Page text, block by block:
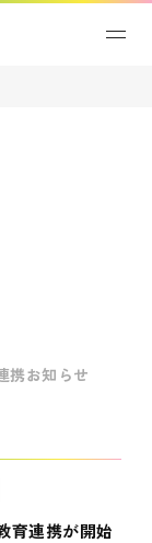
携お知らせ
育連携が開始